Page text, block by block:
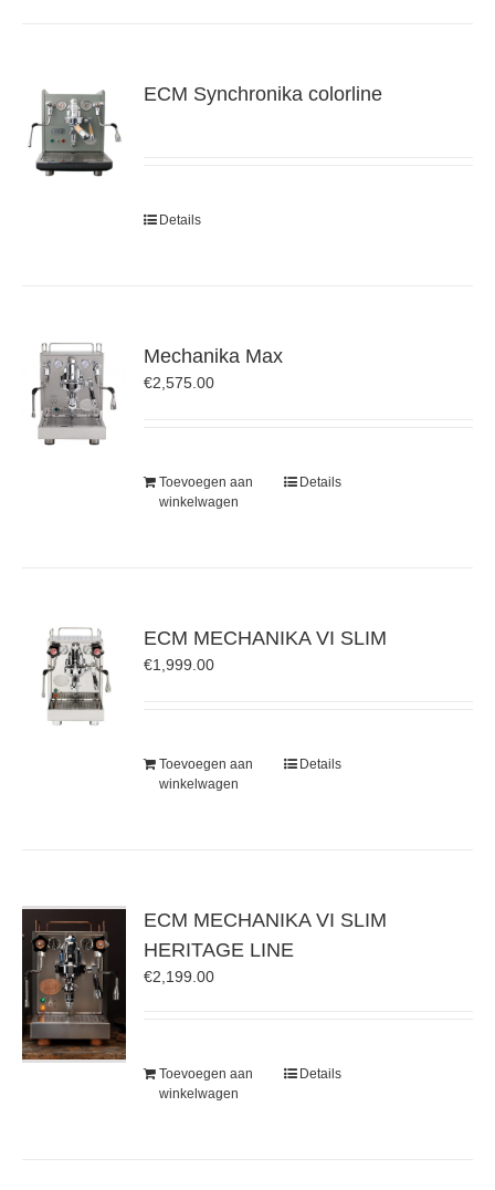
ECM Synchronika colorline
Details
Mechanika Max
€2,575.00
Toevoegen aan
winkelwagen
Details
ECM MECHANIKA VI SLIM
€1,999.00
Toevoegen aan
winkelwagen
Details
ECM MECHANIKA VI SLIM
HERITAGE LINE
€2,199.00
Toevoegen aan
winkelwagen
Details